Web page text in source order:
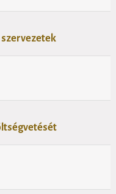
szervezetek